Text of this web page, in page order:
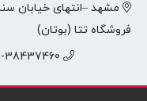
فروشگاه تتا (بوتان)
38437460